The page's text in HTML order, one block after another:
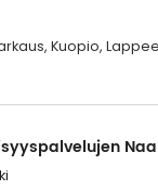
Kuopio,